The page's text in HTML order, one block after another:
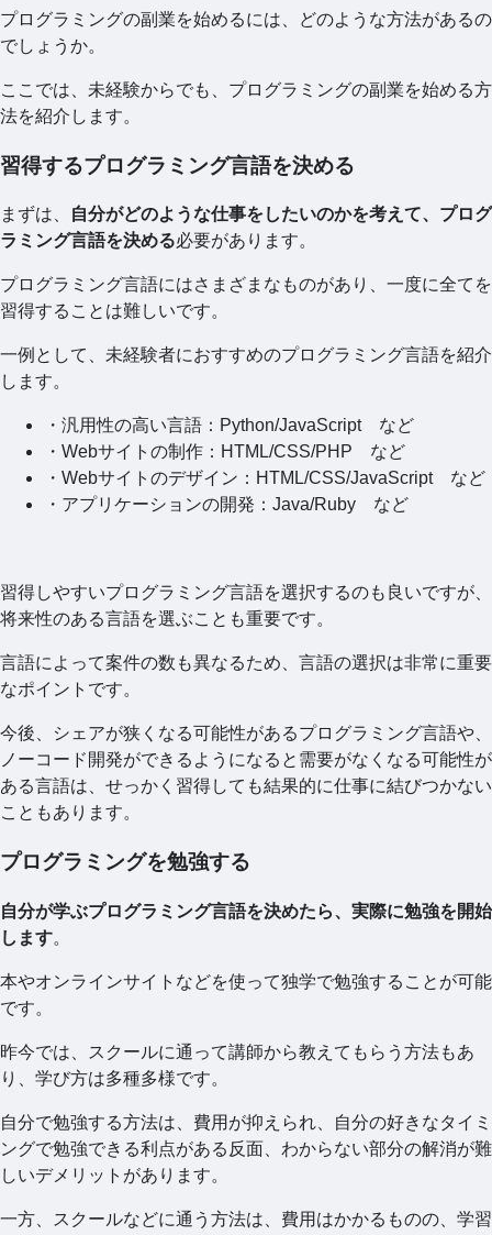
プログラミングの副業を始めるには、どのような方法があるの
でしょうか。
ここでは、未経験からでも、プログラミングの副業を始める方
法を紹介します。
習得するプログラミング言語を決める
まずは、
自分がどのような仕事をしたいのかを考えて、プログ
ラミング言語を決める必要があります。
プログラミング言語にはさまざまなものがあり、一度に全てを
習得することは難しいです。
一例として、未経験者におすすめのプログラミング言語を紹介
します。
・汎用性の高い言語：Python/JavaScript など
・Webサイトの制作：HTML/CSS/PHP など
・Webサイトのデザイン：HTML/CSS/JavaScript など
・アプリケーションの開発：Java/Ruby など
習得しやすいプログラミング言語を選択するのも良いですが、
将来性のある言語を選ぶことも重要です。
言語によって案件の数も異なるため、言語の選択は非常に重要
なポイントです。
今後、シェアが狭くなる可能性があるプログラミング言語や、
ノーコード開発ができるようになると需要がなくなる可能性が
ある言語は、せっかく習得しても結果的に仕事に結びつかない
こともあります。
プログラミングを勉強する
自分が学ぶプログラミング言語を決めたら、実際に勉強を開始
します。
本やオンラインサイトなどを使って独学で勉強することが可能
です。
昨今では、スクールに通って講師から教えてもらう方法もあ
り、学び方は多種多様です。
自分で勉強する方法は、費用が抑えられ、自分の好きなタイミ
ングで勉強できる利点がある反面、わからない部分の解消が難
しいデメリットがあります。
一方、スクールなどに通う方法は、費用はかかるものの、学習